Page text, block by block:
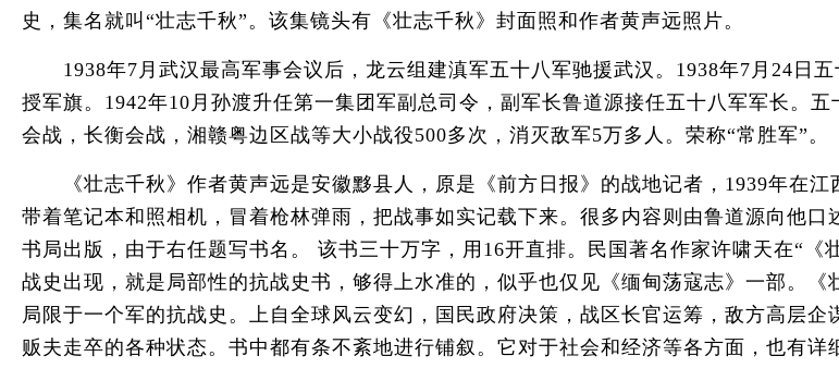
史，集名就叫“壮志千秋”。该集镜头有《壮志千秋》封面照和作者黄声远照片。
1938年7月武汉最高军事会议后，龙云组建滇军五十八军驰援武汉。1938年7月24日
授军旗。1942年10月孙渡升任第一集团军副总司令，副军长鲁道源接任五十八军军长。
会战，长衡会战，湘赣粤边区战等大小战役500多次，消灭敌军5万多人。荣称“常胜军”。
《壮志千秋》作者黄声远是安徽黟县人，原是《前方日报》的战地记者，1939年在江
带着笔记本和照相机，冒着枪林弹雨，把战事如实记载下来。很多内容则由鲁道源向他
书局出版，由于右任题写书名。 该书三十万字，用16开直排。民国著名作家许啸天在“
战史出现，就是局部性的抗战史书，够得上水准的，似乎也仅见《缅甸荡寇志》一部。
局限于一个军的抗战史。上自全球风云变幻，国民政府决策，战区长官运筹，敌方高层
贩夫走卒的各种状态。书中都有条不紊地进行铺叙。它对于社会和经济等各方面，也有